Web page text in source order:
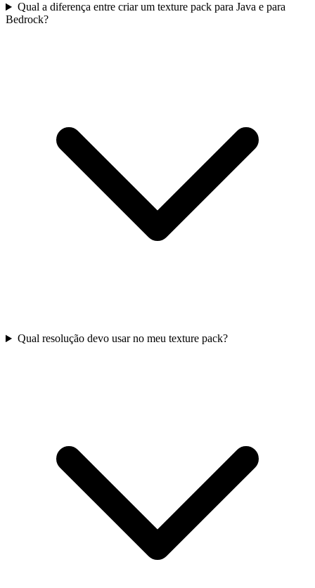
Qual a diferença entre criar um texture pack para Java e para
Bedrock?
Qual resolução devo usar no meu texture pack?